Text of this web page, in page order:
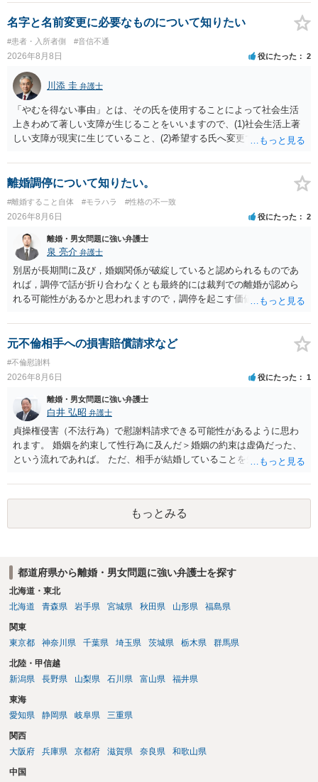
完全に所有する場合は、他の相続人に対して自宅の評価額の１/２の代
償金の支払いが必要になります。
名字と名前変更に必要なものについて知りたい
#患者・入所者側 #音信不通
2026年8月8日 役にたった 2
川添 圭 弁護士
「やむを得ない事由」とは、その氏を使用することによって社会生活
上きわめて著しい支障が生じることをいいますので、(1)社会生活上著
しい支障が現実に生じていること、(2)希望する氏へ変更できればその
できるかどうかがポイントです。 記録中に現れた一切の事情が判断対
象ですので、上記(1)と(2)を説明できる資料は全て（ただし理路整然
に）提出することが必要になります。「フラッシュバック」とのこと
なので、例えば、医学上確立されているPTSDの診断基準に合致した説
明とそれに沿う資料の提出が必要になってくるように思います。 精神
的・心理的な理由の氏変更は様々な意味でハードルがかなり高く、弁
護士へ依頼しても苦労することが強く予想されるところです。、もし
本人申立てをお考えであれば、医学知識はもちろん法律知識も要求さ
れますので、性急な申立てをせず、知識と資料をしっかりと揃えて、
万全の体制で申立てに臨んだ方がよいと思われます。
離婚調停について知りたい。
#離婚すること自体 #モラハラ #性格の不一致
2026年8月6日 役にたった 2
離婚・男女問題に強い弁護士
泉 亮介 弁護士
別居が長期間に及び，婚姻関係が破綻していると認められるものであ
れば，調停で話が折り合わなくとも最終的には裁判での離婚が認めら
れる可能性があるかと思われますので，調停を起こす価値はあるよう
は調停が成立するということはないため，相手が合意するメリットを
だしてでも調停で終わらせるよう努めるのか，裁判離婚を見据えて調
停での離婚に固執しないかいずれかの対応は必要となるかと思われま
す。 お一人で対応するのは難しい側面もありますので弁護士を立てる
ことを検討されると良いかと思われます。
元不倫相手への損害賠償請求など
#不倫慰謝料
2026年8月6日 役にたった 1
離婚・男女問題に強い弁護士
白井 弘昭 弁護士
貞操権侵害（不法行為）で慰謝料請求できる可能性があるように思わ
れます。 婚姻を約束して性行為に及んだ＞婚姻の約束は虚偽だった、
という流れであれば。 ただ、相手が結婚していることを知って行為に
性も認められそうですので、あまり慰謝料は高額にならないように思
われます。 一度、最寄りの弁護士に相談してみてください。
もっとみる
都道府県から離婚・男女問題に強い弁護士を探す
北海道・東北
北海道
青森県 岩手県 宮城県 秋田県 山形県 福島県
関東
東京都
神奈川県 千葉県 埼玉県 茨城県 栃木県 群馬県
北陸・甲信越
新潟県
長野県 山梨県 石川県 富山県 福井県
東海
愛知県
静岡県 岐阜県 三重県
関西
大阪府
兵庫県 京都府 滋賀県 奈良県 和歌山県
中国